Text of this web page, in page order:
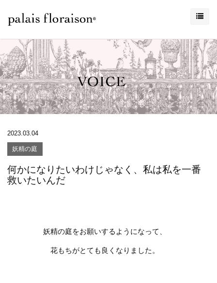
2023.03.04
妖精の庭
何かになりたいわけじゃなく、私は私を一番
救いたいんだ
妖精の庭をお願いするようになって、
花もちがとても良くなりました。